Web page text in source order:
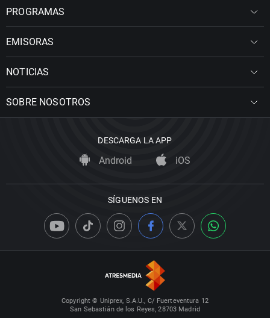
PROGRAMAS
EMISORAS
NOTICIAS
SOBRE NOSOTROS
DESCARGA LA APP
Android iOS
SÍGUENOS EN
Copyright © Uniprex, S.A.U., C/ Fuerteventura 12
San Sebastián de los Reyes, 28703 Madrid